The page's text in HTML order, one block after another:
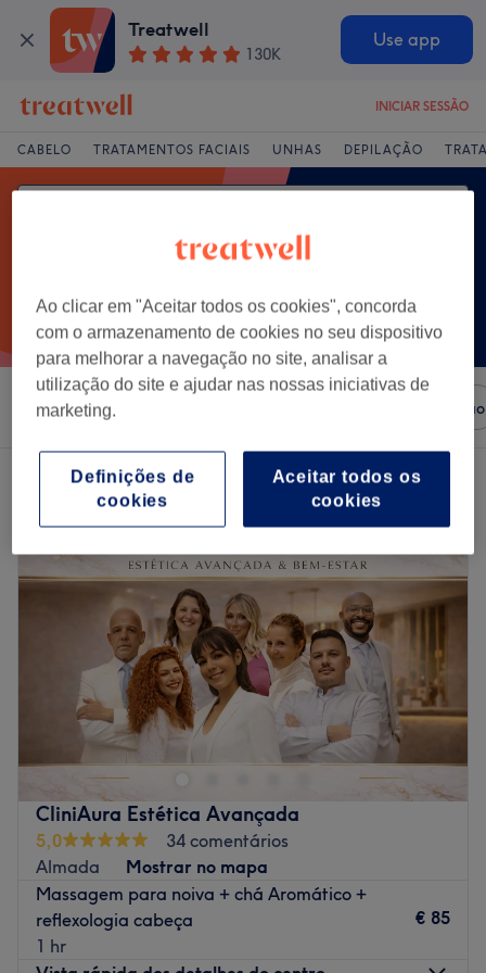
Treatwell
130K
Use app
INICIAR SESSÃO
CABELO TRATAMENTOS FACIAIS UNHAS DEPILAÇÃO
Ordenar por Classificação
Um centro que oferece:massagem sueca em Almada
CliniAura Estética Avançada
5,0
34 comentários
Almada
Mostrar no mapa
Massagem para noiva + chá Aromático +
reflexologia cabeça
1 hr
€ 85
Ao clicar em "Aceitar todos os cookies", concorda
com o armazenamento de cookies no seu dispositivo
para melhorar a navegação no site, analisar a
utilização do site e ajudar nas nossas iniciativas de
marketing.
Aceitar todos os
cookies
Definições de
cookies